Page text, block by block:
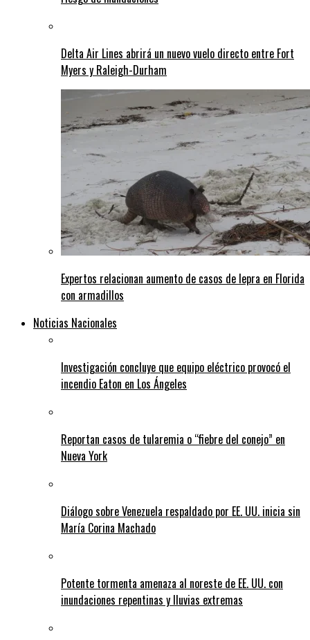
Delta Air Lines abrirá un nuevo vuelo directo entre Fort
Myers y Raleigh-Durham
Expertos relacionan aumento de casos de lepra en Florida
con armadillos
Noticias Nacionales
Investigación concluye que equipo eléctrico provocó el
incendio Eaton en Los Ángeles
Reportan casos de tularemia o “fiebre del conejo” en
Nueva York
Diálogo sobre Venezuela respaldado por EE. UU. inicia sin
María Corina Machado
Potente tormenta amenaza al noreste de EE. UU. con
inundaciones repentinas y lluvias extremas